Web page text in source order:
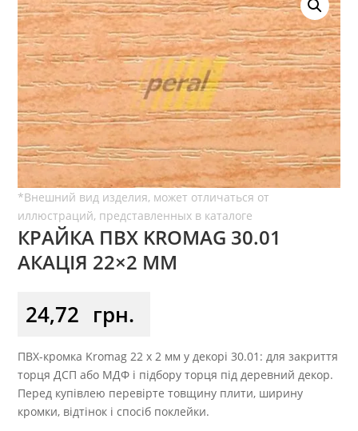
КРАЙКА ПВХ KROMAG 30.01
АКАЦІЯ 22×2 ММ
24,72 грн.
ПВХ-кромка Kromag 22 x 2 мм у декорі 30.01: для закриття
торця ДСП або МДФ і підбору торця під деревний декор.
Перед купівлею перевірте товщину плити, ширину
кромки, відтінок і спосіб поклейки.